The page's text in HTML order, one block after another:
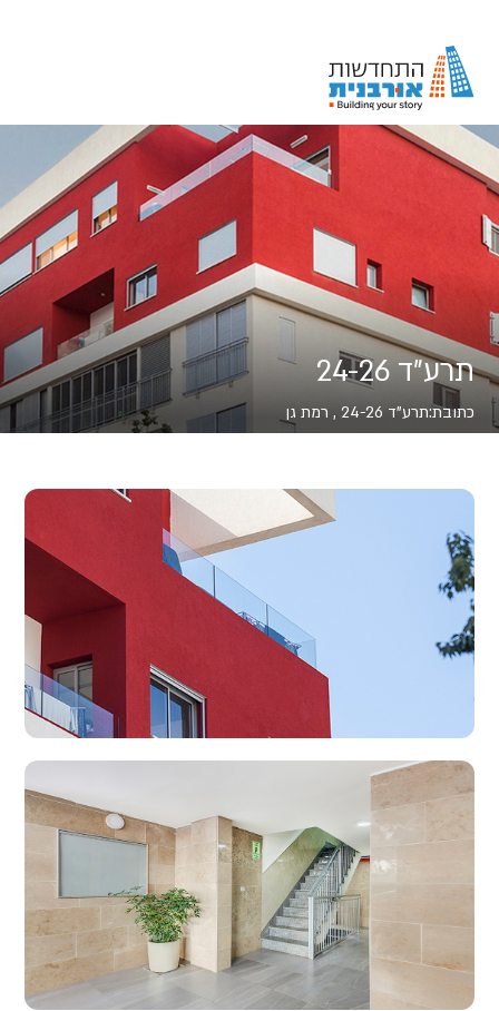
תרע"ד 24-26
כתובת:תרע"ד 24-26 , רמת גן